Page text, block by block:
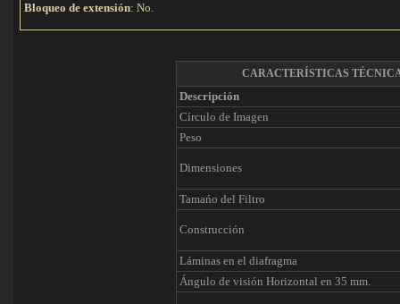
Bloqueo de extensión: No.
CARACTERÍSTICAS
Descripción
Círculo de Imagen
Peso
Dimensiones
Tamańo del Filtro
Construcción
Láminas en el diafragma
Ángulo de visión Horizontal en 35 mm.